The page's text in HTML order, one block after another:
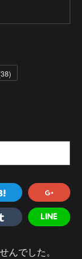
38)
んでした。